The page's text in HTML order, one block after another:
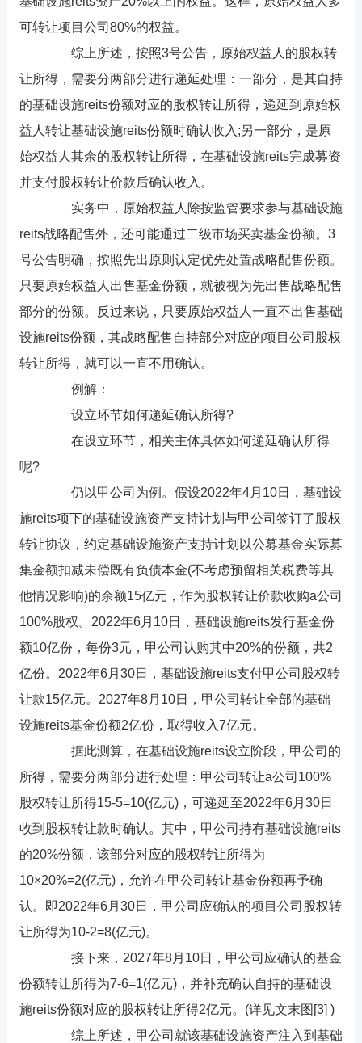
可转让项目公司80%的权益。
综上所述，按照3号公告，原始权益人的股权转
让所得，需要分两部分进行递延处理：一部分，是其自持
的基础设施reits份额对应的股权转让所得，递延到原始权
益人转让基础设施reits份额时确认收入;另一部分，是原
始权益人其余的股权转让所得，在基础设施reits完成募资
并支付股权转让价款后确认收入。
实务中，原始权益人除按监管要求参与基础设施
reits战略配售外，还可能通过二级市场买卖基金份额。3
号公告明确，按照先出原则认定优先处置战略配售份额。
只要原始权益人出售基金份额，就被视为先出售战略配售
部分的份额。反过来说，只要原始权益人一直不出售基础
设施reits份额，其战略配售自持部分对应的项目公司股权
转让所得，就可以一直不用确认。
例解：
设立环节如何递延确认所得?
在设立环节，相关主体具体如何递延确认所得
呢?
仍以甲公司为例。假设2022年4月10日，基础设
施reits项下的基础设施资产支持计划与甲公司签订了股权
转让协议，约定基础设施资产支持计划以公募基金实际募
集金额扣减未偿既有负债本金(不考虑预留相关税费等其
他情况影响)的余额15亿元，作为股权转让价款收购a公司
100%股权。2022年6月10日，基础设施reits发行基金份
额10亿份，每份3元，甲公司认购其中20%的份额，共2
亿份。2022年6月30日，基础设施reits支付甲公司股权转
让款15亿元。2027年8月10日，甲公司转让全部的基础
设施reits基金份额2亿份，取得收入7亿元。
据此测算，在基础设施reits设立阶段，甲公司的
所得，需要分两部分进行处理：甲公司转让a公司100%
股权转让所得15-5=10(亿元)，可递延至2022年6月30日
收到股权转让款时确认。其中，甲公司持有基础设施reits
的20%份额，该部分对应的股权转让所得为
10×20%=2(亿元)，允许在甲公司转让基金份额再予确
认。即2022年6月30日，甲公司应确认的项目公司股权转
让所得为10-2=8(亿元)。
接下来，2027年8月10日，甲公司应确认的基金
份额转让所得为7-6=1(亿元)，并补充确认自持的基础设
施reits份额对应的股权转让所得2亿元。(详见文末图[3] )
综上所述，甲公司就该基础设施资产注入到基础